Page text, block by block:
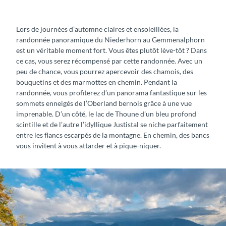
a
m
i
q
u
e
N
i
e
d
e
h
o
r
n
−
r
h
o
r
n
Lors de journées d’automne claires et ensoleillées, la
randonnée panoramique du Niederhorn au Gemmenalphorn
est un véritable moment fort. Vous êtes plutôt lève-tôt ? Dans
ce cas, vous serez récompensé par cette randonnée. Avec un
peu de chance, vous pourrez apercevoir des chamois, des
bouquetins et des marmottes en chemin. Pendant la
randonnée, vous profiterez d’un panorama fantastique sur les
sommets enneigés de l’Oberland bernois grâce à une vue
imprenable. D’un côté, le lac de Thoune d’un bleu profond
scintille et de l’autre l’idyllique Justistal se niche parfaitement
entre les flancs escarpés de la montagne. En chemin, des bancs
vous invitent à vous attarder et à pique-niquer.